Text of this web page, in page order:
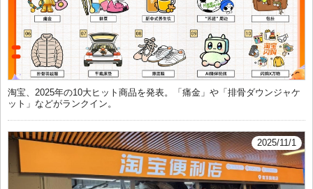
淘宝、2025年の10大ヒット商品を発表。「痛金」や「排骨ダウンジャケ
ット」などがランクイン。
2025/11/1